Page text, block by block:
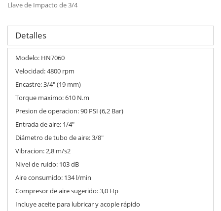
Llave de Impacto de 3/4
Detalles
Modelo: HN7060
Velocidad: 4800 rpm
Encastre: 3/4" (19 mm)
Torque maximo: 610 N.m
Presion de operacion: 90 PSI (6,2 Bar)
Entrada de aire: 1/4"
Diámetro de tubo de aire: 3/8"
Vibracion: 2,8 m/s2
Nivel de ruido: 103 dB
Aire consumido: 134 l/min
Compresor de aire sugerido: 3,0 Hp
Incluye aceite para lubricar y acople rápido